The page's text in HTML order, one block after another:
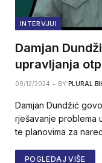
INTERVJUI
Damjan
upravljanja
09/12/2024 BY PLURAL
Damjan Dundžić
rješavanje problema
te planovima za
POGLEDAJ VIŠE